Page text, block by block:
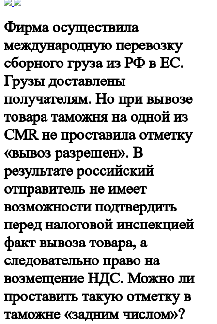
Фирма осуществила
международную перевозку
сборного груза из РФ в ЕС.
Грузы доставлены
получателям. Но при вывозе
товара таможня на одной из
CMR не проставила отметку
«вывоз разрешен». В
результате российский
отправитель не имеет
возможности подтвердить
перед налоговой инспекцией
факт вывоза товара, а
следовательно право на
возмещение НДС. Можно ли
проставить такую отметку в
таможне «задним числом»?